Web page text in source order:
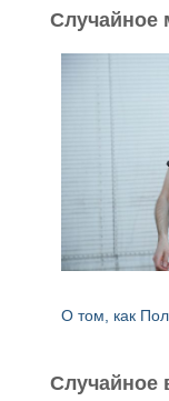
:Случайное
О том, как
Случайное